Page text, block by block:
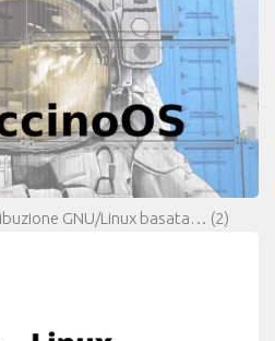
GNU/Linux basata… (2)